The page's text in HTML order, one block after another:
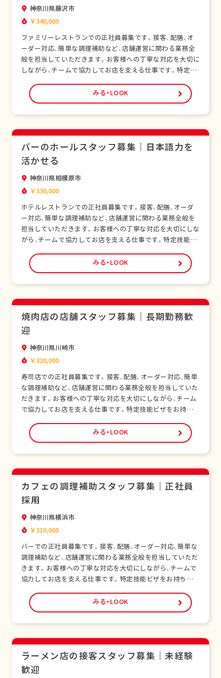
神奈川県藤沢市
￥340,000
ファミリーレストランでの正社員募集です。接客、配膳、オ
ーダー対応、簡単な調理補助など、店舗運営に関わる業務全
般を担当していただきます。お客様への丁寧な対応を大切に
しながら、チームで協力してお店を支える仕事です。特定技
ける環境です。未経験の方でも研修制度があり、日本の飲食
サービスを基礎から学べます。正社員として安定した雇用形
態で、長期的なキャリア形成が可能です。シフ…
みる・LOOK
バーのホールスタッフ募集｜日本語力を
活かせる
神奈川県相模原市
￥330,000
ホテルレストランでの正社員募集です。接客、配膳、オーダ
ー対応、簡単な調理補助など、店舗運営に関わる業務全般を
担当していただきます。お客様への丁寧な対応を大切にしな
がら、チームで協力してお店を支える仕事です。特定技能ビ
環境です。未経験の方でも研修制度があり、日本の飲食サー
ビスを基礎から学べます。正社員として安定した雇用形態
で、長期的なキャリア形成が可能です。シフト制…
みる・LOOK
焼肉店の店舗スタッフ募集｜長期勤務歓
迎
神奈川県川崎市
￥320,000
寿司店での正社員募集です。接客、配膳、オーダー対応、簡単
な調理補助など、店舗運営に関わる業務全般を担当していた
だきます。お客様への丁寧な対応を大切にしながら、チーム
で協力してお店を支える仕事です。特定技能ビザをお持ちの
経験の方でも研修制度があり、日本の飲食サービスを基礎か
ら学べます。正社員として安定した雇用形態で、長期的なキ
ャリア形成が可能です。シフト制勤務で、現…
みる・LOOK
カフェの調理補助スタッフ募集｜正社員
採用
神奈川県横浜市
￥310,000
バーでの正社員募集です。接客、配膳、オーダー対応、簡単な
調理補助など、店舗運営に関わる業務全般を担当していただ
きます。お客様への丁寧な対応を大切にしながら、チームで
協力してお店を支える仕事です。特定技能ビザをお持ちの外
験の方でも研修制度があり、日本の飲食サービスを基礎から
学べます。正社員として安定した雇用形態で、長期的なキャ
リア形成が可能です。シフト制勤務で、現場…
みる・LOOK
ラーメン店の接客スタッフ募集｜未経験
歓迎